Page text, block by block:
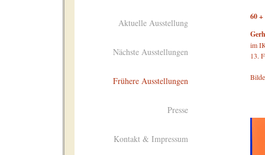
Aktuelle Ausstellung
Nächste Ausstellungen
Frühere Ausstellungen
Presse
Kontakt & Impressum
60 +
im
13.